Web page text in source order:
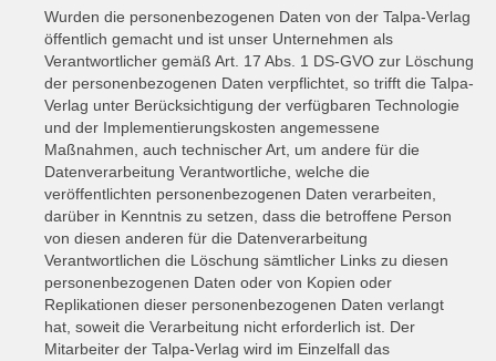
Wurden die personenbezogenen Daten von der Talpa-Verlag
öffentlich gemacht und ist unser Unternehmen als
Verantwortlicher gemäß Art. 17 Abs. 1 DS-GVO zur Löschung
der personenbezogenen Daten verpflichtet, so trifft die Talpa-
Verlag unter Berücksichtigung der verfügbaren Technologie
und der Implementierungskosten angemessene
Maßnahmen, auch technischer Art, um andere für die
Datenverarbeitung Verantwortliche, welche die
veröffentlichten personenbezogenen Daten verarbeiten,
darüber in Kenntnis zu setzen, dass die betroffene Person
von diesen anderen für die Datenverarbeitung
Verantwortlichen die Löschung sämtlicher Links zu diesen
personenbezogenen Daten oder von Kopien oder
Replikationen dieser personenbezogenen Daten verlangt
hat, soweit die Verarbeitung nicht erforderlich ist. Der
Mitarbeiter der Talpa-Verlag wird im Einzelfall das